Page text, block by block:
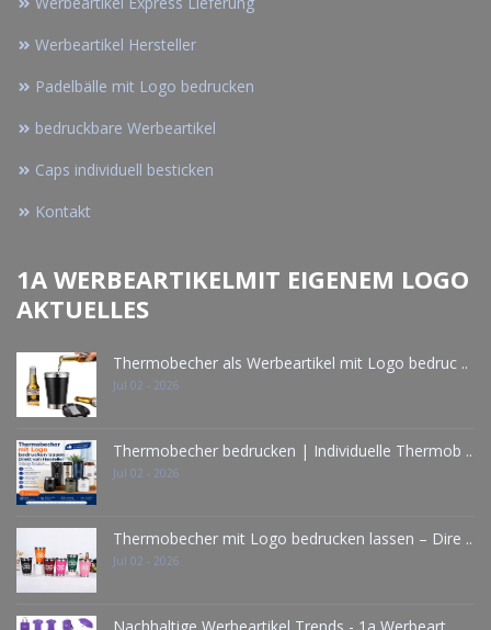
Werbeartikel Hersteller
Padelbälle mit Logo bedrucken
bedruckbare Werbeartikel
Caps individuell besticken
Kontakt
1A WERBEARTIKELMIT EIGENEM LOGO
AKTUELLES
Thermobecher als Werbeartikel mit Logo bedruc ..
Jul 02 - 2026
Thermobecher bedrucken | Individuelle Thermob ..
Jul 02 - 2026
Thermobecher mit Logo bedrucken lassen – Dire ..
Jul 02 - 2026